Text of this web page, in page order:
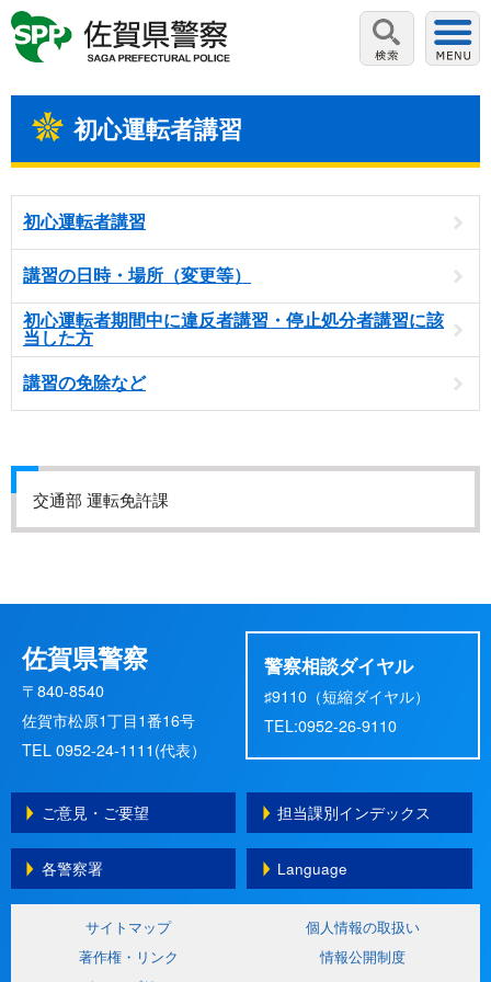
初心運転者講習
初心運転者講習
講習の日時・場所（変更等）
初心運転者期間中に違反者講習・停止処分者講習に該
当した方
講習の免除など
交通部 運転免許課
佐賀県警察
〒840-8540
佐賀市松原1丁目1番16号
TEL 0952-24-1111(代表）
警察相談ダイヤル
♯9110（短縮ダイヤル）
TEL:0952-26-9110
ご意見・ご要望 担当課別インデックス
各警察署 Language
サイトマップ
個人情報の取扱い
著作権・リンク
情報公開制度